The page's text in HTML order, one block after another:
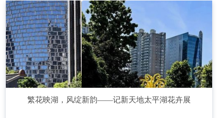
繁花映湖，风绽新韵——记新天地太平湖花卉展